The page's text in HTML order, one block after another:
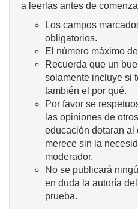
a leerlas antes de
Los campos
obligatorios.
El número máximo
Recuerda que un
solamente incluye si
también el por qué.
Por favor se
las opiniones de
educación dotaran al
merece sin la
moderador.
No se publicará
en duda la autoría
prueba.